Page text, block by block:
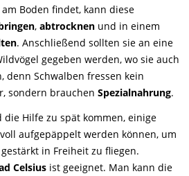
Boden findet, kann diese
, abtrocknen und in einem
. Anschließend sollten sie an eine
gegeben werden, wo sie auch
denn Schwalben fressen kein
sondern brauchen Spezialnahrung.
die Hilfe zu spät kommen, einige
aufgepäppelt werden können, um
in Freiheit zu fliegen.
Celsius ist geeignet. Man kann die